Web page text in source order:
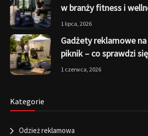
w branży fitness i
1 lipca, 2026
Gadżety reklamowe
piknik – co sprawdzi
1 czerwca, 2026
Kategorie
Odzież reklamowa